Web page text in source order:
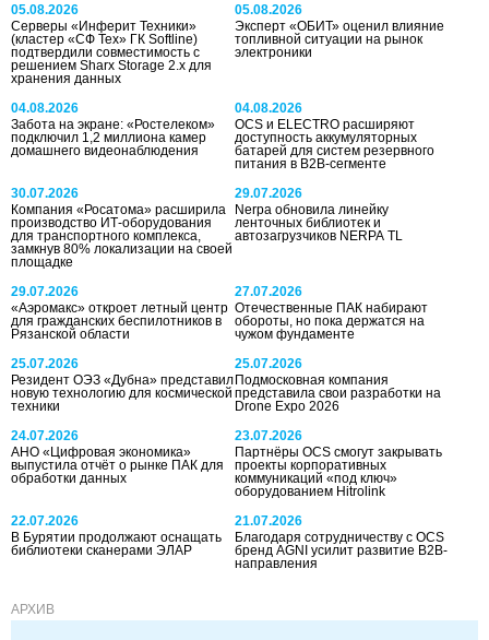
05.08.2026
Серверы «Инферит Техники»
(кластер «СФ Тех» ГК Softline)
подтвердили совместимость с
решением Sharx Storage 2.x для
хранения данных
05.08.2026
Эксперт «ОБИТ» оценил влияние
топливной ситуации на рынок
электроники
04.08.2026
Забота на экране: «Ростелеком»
подключил 1,2 миллиона камер
домашнего видеонаблюдения
04.08.2026
OCS и ELECTRO расширяют
доступность аккумуляторных
батарей для систем резервного
питания в B2B-сегменте
30.07.2026
Компания «Росатома» расширила
производство ИТ-оборудования
для транспортного комплекса,
замкнув 80% локализации на своей
площадке
29.07.2026
Nerpa обновила линейку
ленточных библиотек и
автозагрузчиков NERPA TL
29.07.2026
«Аэромакс» откроет летный центр
для гражданских беспилотников в
Рязанской области
27.07.2026
Отечественные ПАК набирают
обороты, но пока держатся на
чужом фундаменте
25.07.2026
Резидент ОЭЗ «Дубна» представил
новую технологию для космической
техники
25.07.2026
Подмосковная компания
представила свои разработки на
Drone Expo 2026
24.07.2026
АНО «Цифровая экономика»
выпустила отчёт о рынке ПАК для
обработки данных
23.07.2026
Партнёры OCS смогут закрывать
проекты корпоративных
коммуникаций «под ключ»
оборудованием Hitrolink
22.07.2026
В Бурятии продолжают оснащать
библиотеки сканерами ЭЛАР
21.07.2026
Благодаря сотрудничеству с OCS
бренд AGNI усилит развитие B2B-
направления
АРХИВ